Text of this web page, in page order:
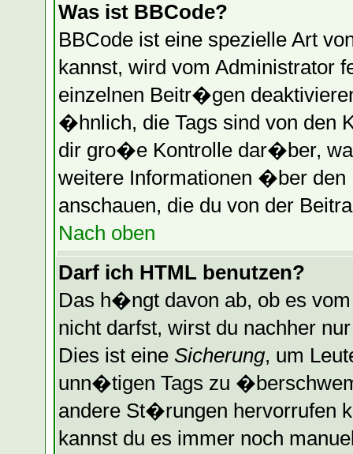
Was ist BBCode?
BBCode ist eine spezielle Art
kannst, wird vom Administrator
einzelnen Beitr�gen
�hnlich, die Tags sind von den
dir gro�e Kontrolle dar�ber,
weitere Informationen �ber den
anschauen, die du von der
Nach oben
Darf ich HTML benutzen?
Das h�ngt davon ab, ob es
nicht darfst, wirst du nachher
Dies ist eine Sicherung, um
unn�tigen Tags zu
andere St�rungen hervorrufen
kannst du es immer noch